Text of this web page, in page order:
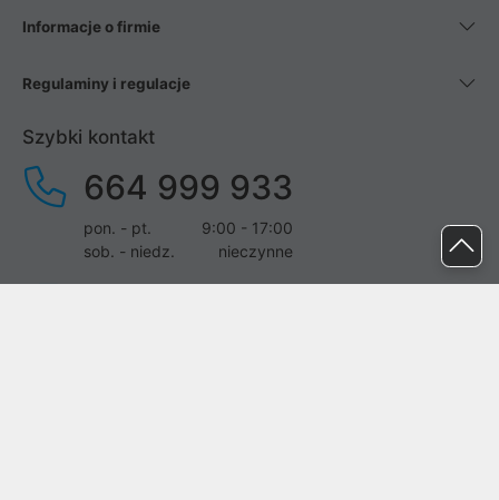
Informacje o firmie
Regulaminy i regulacje
Szybki kontakt
664 999 933
pon. - pt.
9:00 - 17:00
sob. - niedz.
nieczynne